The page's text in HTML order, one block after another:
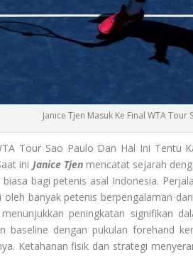
Janice Tjen Masuk Ke Final WTA Tour
Tour Sao Paulo Dan Hal Ini Tentu
ini Janice Tjenmencatat sejarah
bagi petenis asal Indonesia.
banyak petenis berpengalaman
peningkatan signifikan
baseline dengan pukulan forehand
Ketahanan fisik dan strategi